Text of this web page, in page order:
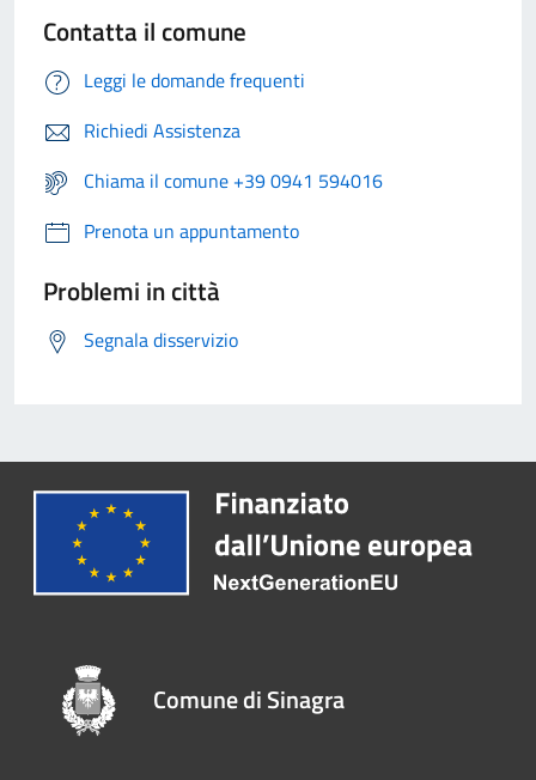
Contatta il comune
Leggi le domande frequenti
Richiedi Assistenza
Chiama il comune +39 0941 594016
Prenota un appuntamento
Problemi in città
Segnala disservizio
Comune di Sinagra